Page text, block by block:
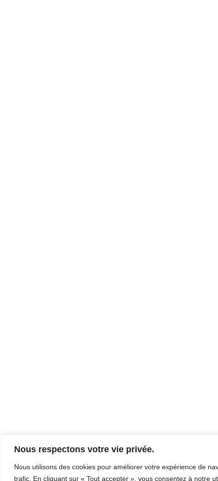
Nous respectons votre vie privée.
Nous utilisons des cookies pour améliorer votre expérience de
trafic. En cliquant sur « Tout accepter », vous consentez à notre